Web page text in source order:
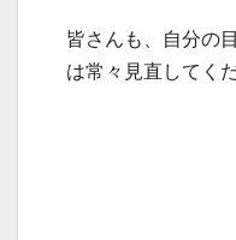
皆さんも、自分の
は常々見直してく